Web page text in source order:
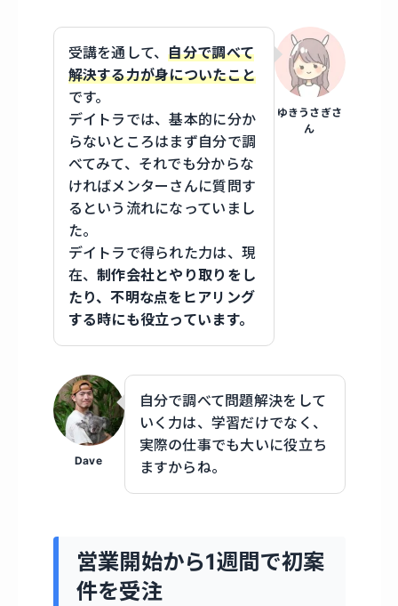
ゆきうさぎさ
ん
受講を通して、自分で調べて
解決する力が身についたこと
です。
デイトラでは、基本的に分か
らないところはまず自分で調
べてみて、それでも分からな
ければメンターさんに質問す
るという流れになっていまし
た。
デイトラで得られた力は、現
在、制作会社とやり取りをし
たり、不明な点をヒアリング
する時にも役立っています。
Dave
自分で調べて問題解決をして
いく力は、学習だけでなく、
実際の仕事でも大いに役立ち
ますからね。
営業開始から1週間で初案
件を受注